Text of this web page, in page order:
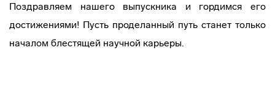
Поздравляем нашего выпускника и гордимся его
достижениями! Пусть проделанный путь станет только
началом блестящей научной карьеры.